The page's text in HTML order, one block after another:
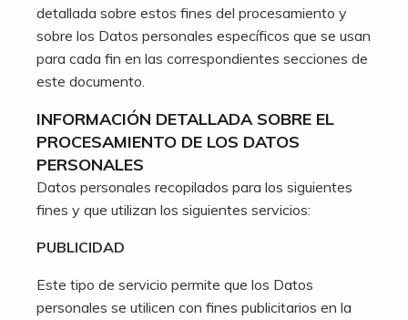
detallada sobre estos fines del procesamiento y
sobre los Datos personales específicos que se usan
para cada fin en las correspondientes secciones de
este documento.
INFORMACIÓN DETALLADA SOBRE EL
PROCESAMIENTO DE LOS DATOS
PERSONALES
Datos personales recopilados para los siguientes
fines y que utilizan los siguientes servicios:
PUBLICIDAD
Este tipo de servicio permite que los Datos
personales se utilicen con fines publicitarios en la